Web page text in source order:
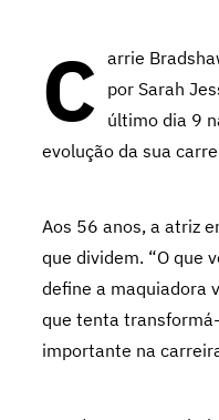
C arrie
por Sarah
último dia 9
evolução da sua
Aos 56 anos, a atriz
que dividem. “O que
define a maquiadora
que tenta
importante na